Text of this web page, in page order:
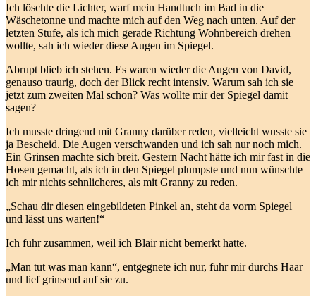
Ich löschte die Lichter, warf mein Handtuch im Bad in die
Wäschetonne und machte mich auf den Weg nach unten. Auf der
letzten Stufe, als ich mich gerade Richtung Wohnbereich drehen
wollte, sah ich wieder diese Augen im Spiegel.
Abrupt blieb ich stehen. Es waren wieder die Augen von David,
genauso traurig, doch der Blick recht intensiv. Warum sah ich sie
jetzt zum zweiten Mal schon? Was wollte mir der Spiegel damit
sagen?
Ich musste dringend mit Granny darüber reden, vielleicht wusste sie
ja Bescheid. Die Augen verschwanden und ich sah nur noch mich.
Ein Grinsen machte sich breit. Gestern Nacht hätte ich mir fast in die
Hosen gemacht, als ich in den Spiegel plumpste und nun wünschte
ich mir nichts sehnlicheres, als mit Granny zu reden.
„Schau dir diesen eingebildeten Pinkel an, steht da vorm Spiegel
und lässt uns warten!“
Ich fuhr zusammen, weil ich Blair nicht bemerkt hatte.
„Man tut was man kann“, entgegnete ich nur, fuhr mir durchs Haar
und lief grinsend auf sie zu.